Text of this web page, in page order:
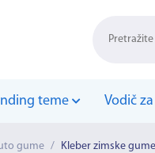
teme Vodič
gume / Kleber zimske